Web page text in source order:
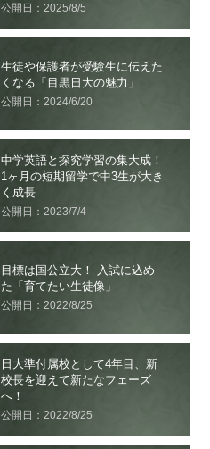
公開日：2025/8/5
生徒や保護者が受験生に伝えた
くなる「目黒日大の魅力」
公開日：2024/6/20
中学英語と探究学習の集大成！
1ヶ月の短期留学で中3生が大き
く成長
公開日：2023/7/4
目標は国公立大！ 入試に込め
た「育てたい生徒像」
公開日：2022/8/25
日大準付属校として4年目、新
校長を迎えて新たなフェーズ
へ！
公開日：2022/8/25